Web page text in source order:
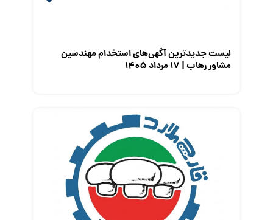
لیست جدیدترین آگهی‌های استخدام مهندسین
مشاور رهاب | ۱۷ مرداد ۱۴۰۵